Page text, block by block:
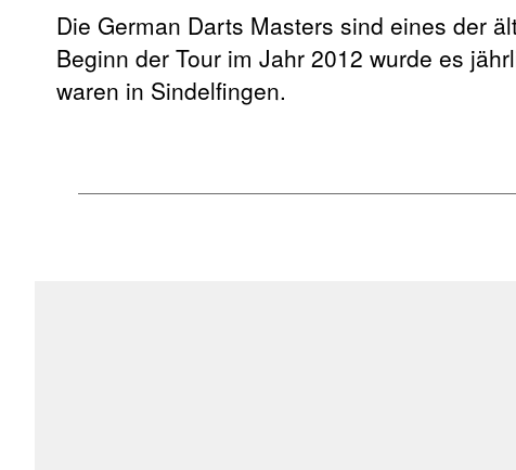
Die German Darts Masters sind eines der
Beginn der Tour im Jahr 2012 wurde es
waren in Sindelfingen.